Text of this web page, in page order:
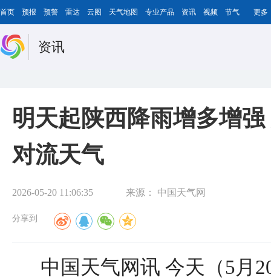
首页 预报 预警 雷达 云图 天气地图 专业产品 资讯 视频 节气 更多
资讯
明天起陕西降雨增多增
对流天气
2026-05-20 11:06:35 来源： 中国天气网
分享到
中国天气网讯 今天（5月